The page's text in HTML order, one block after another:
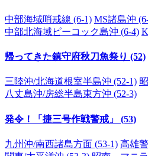
中部海域哨戒線 (6-1) MS諸島沖
中部北海域ピーコック島沖 (6-4)
帰ってきた鎮守府秋刀魚祭り (52)
三陸沖/北海道根室半島沖 (52-1)
八丈島沖/房総半島東方沖 (52-3)
発令！「捷三号作戦警戒」 (53)
九州沖/南西諸島方面 (53-1) 高雄